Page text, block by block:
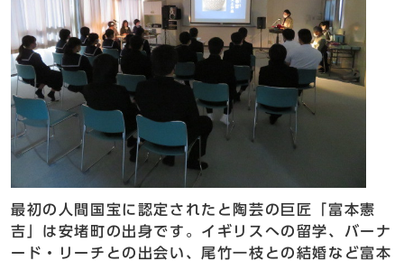
最初の人間国宝に認定されたと陶芸の巨匠「富本憲
吉」は安堵町の出身です。イギリスへの留学、バーナ
ード・リーチとの出会い、尾竹一枝との結婚など富本